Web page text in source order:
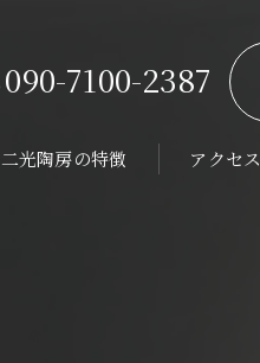
090-7100-2387
二光陶房の特徴 アクセス